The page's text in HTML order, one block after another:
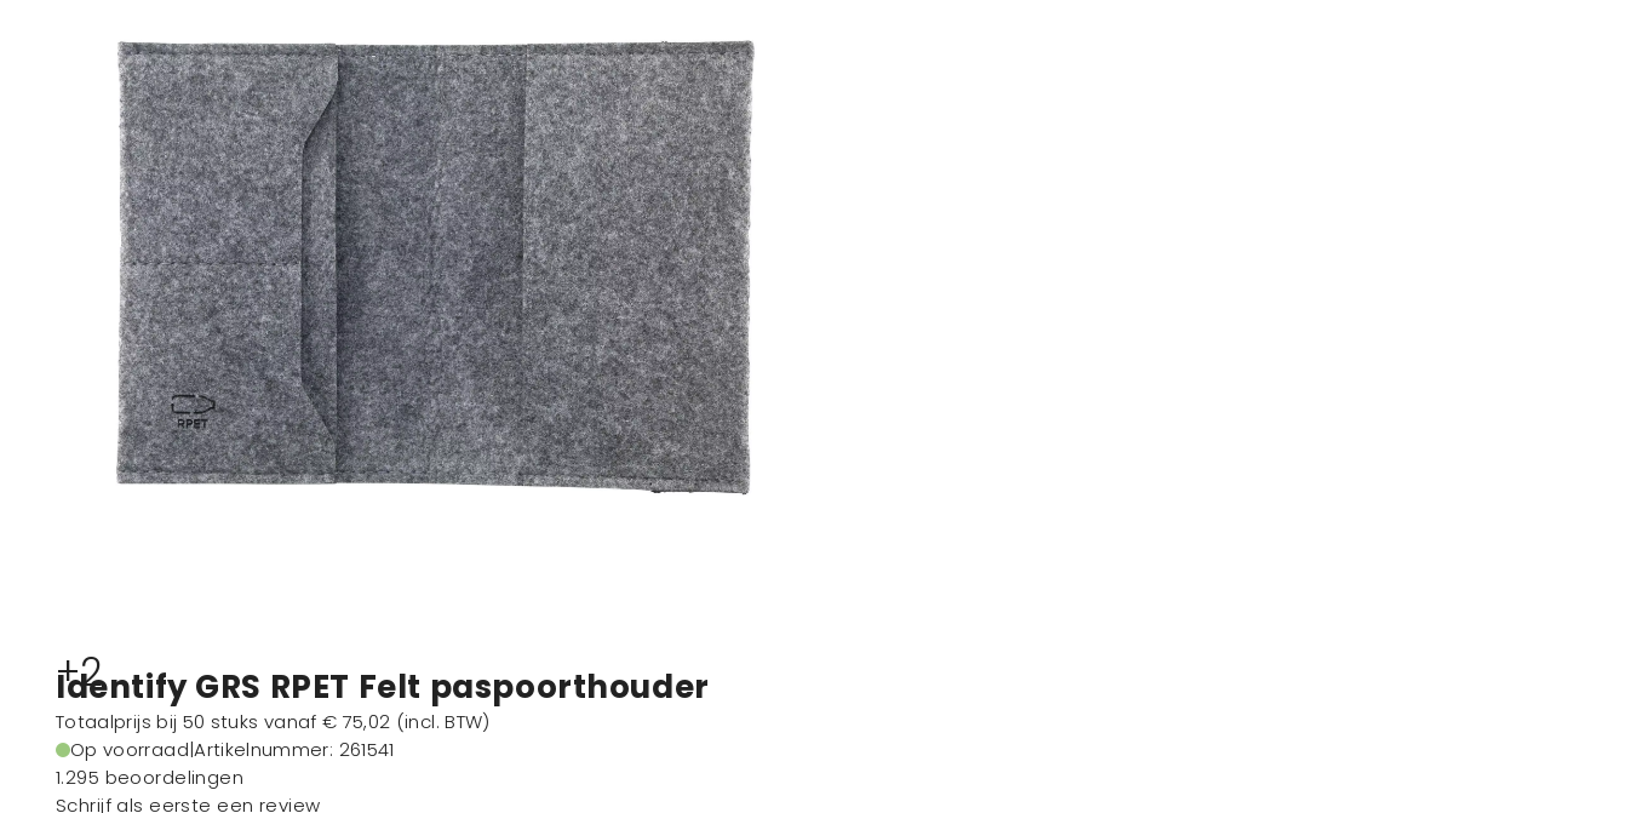
+2
Identify GRS RPET Felt paspoorthouder
Totaalprijs bij 50 stuks vanaf € 75,02 (incl. BTW)
Op voorraad|Artikelnummer: 261541
1.295 beoordelingen
Schrijf als eerste een review